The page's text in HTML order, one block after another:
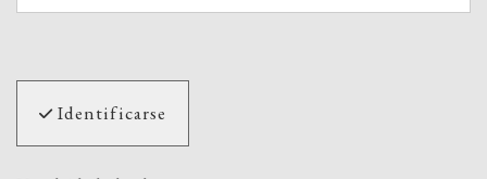
Identificarse